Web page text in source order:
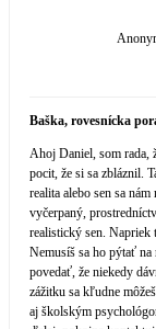
Baška, rovesnícka
Ahoj Daniel, som rada,
pocit, že si sa zbláznil.
realita alebo sen sa
vyčerpaný,
realistický sen. Napriek
Nemusíš sa ho pýtať
povedať, že niekedy
zážitku sa kľudne
aj školským